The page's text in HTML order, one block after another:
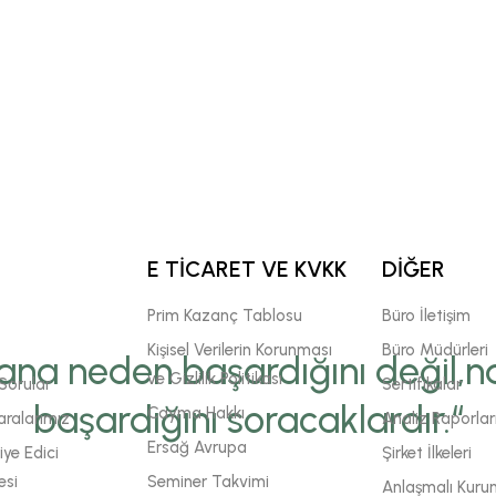
neden başardığını
başardığını soracaklardır.“
Edici
E TİCARET VE KVKK
Prim Kazanç Tablosu
Kişisel Verilerin Korunması
ve Gizlilik Politikası
Cayma Hakkı
Ersağ Avrupa
Seminer Takvimi
DİĞER
Büro İletişim
Büro Müdürleri
Sertifikalar
Analiz Raporları
Şirket İlkeleri
Anlaşmalı